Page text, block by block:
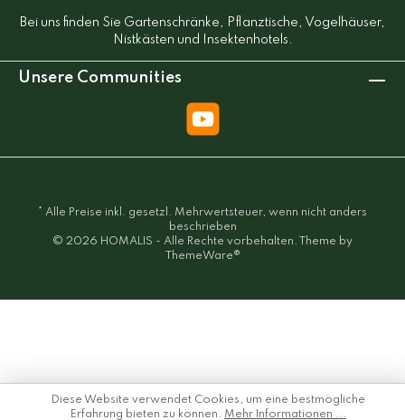
Bei uns finden Sie Gartenschränke, Pflanztische, Vogelhäuser,
Nistkästen und Insektenhotels.
Unsere Communities
* Alle Preise inkl. gesetzl. Mehrwertsteuer, wenn nicht anders
beschrieben
© 2026 HOMALIS - Alle Rechte vorbehalten. Theme by
ThemeWare®
Diese Website verwendet Cookies, um eine bestmögliche
Erfahrung bieten zu können. Mehr Informationen ...